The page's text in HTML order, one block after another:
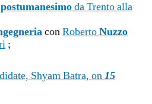
postumanesimoda Trento alla
conRobertoNuzzo
;
Shyam Batra, on15